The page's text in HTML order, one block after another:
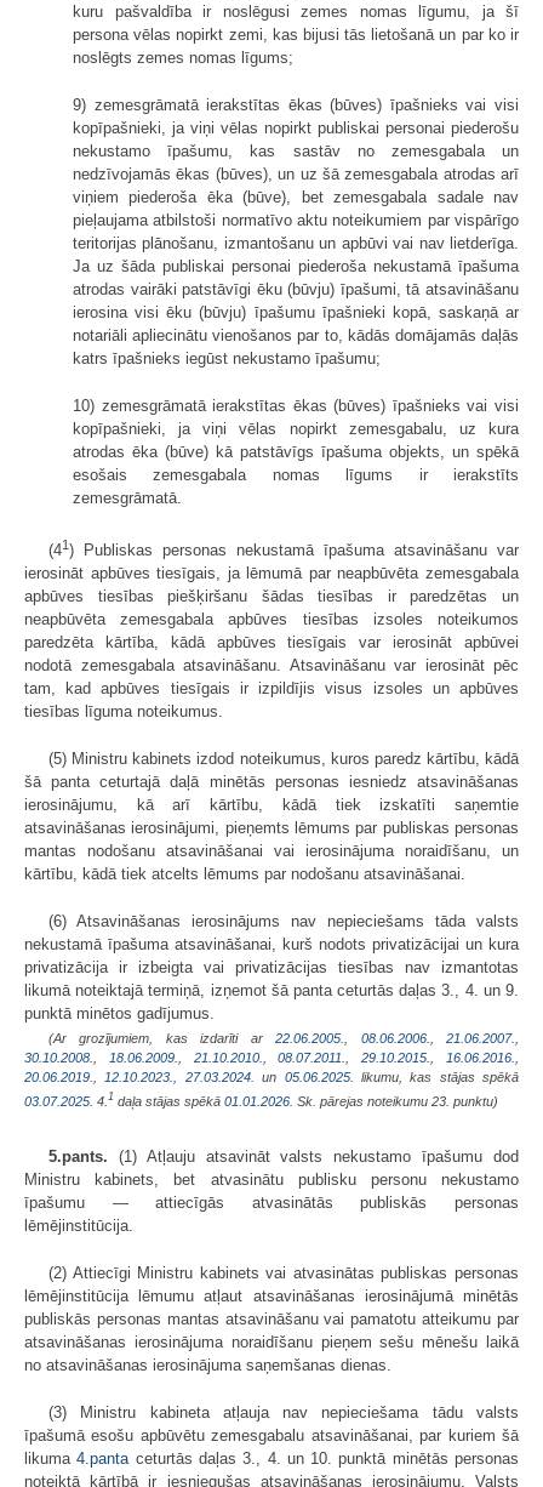
kuru pašvaldība ir noslēgusi zemes nomas līgumu, ja šī
persona vēlas nopirkt zemi, kas bijusi tās lietošanā un par ko ir
noslēgts zemes nomas līgums;
9) zemesgrāmatā ierakstītas ēkas (būves) īpašnieks vai visi
kopīpašnieki, ja viņi vēlas nopirkt publiskai personai piederošu
nekustamo īpašumu, kas sastāv no zemesgabala un
nedzīvojamās ēkas (būves), un uz šā zemesgabala atrodas arī
viņiem piederoša ēka (būve), bet zemesgabala sadale nav
pieļaujama atbilstoši normatīvo aktu noteikumiem par vispārīgo
teritorijas plānošanu, izmantošanu un apbūvi vai nav lietderīga.
Ja uz šāda publiskai personai piederoša nekustamā īpašuma
atrodas vairāki patstāvīgi ēku (būvju) īpašumi, tā atsavināšanu
ierosina visi ēku (būvju) īpašumu īpašnieki kopā, saskaņā ar
notariāli apliecinātu vienošanos par to, kādās domājamās daļās
katrs īpašnieks iegūst nekustamo īpašumu;
10) zemesgrāmatā ierakstītas ēkas (būves) īpašnieks vai visi
kopīpašnieki, ja viņi vēlas nopirkt zemesgabalu, uz kura
atrodas ēka (būve) kā patstāvīgs īpašuma objekts, un spēkā
esošais zemesgabala nomas līgums ir ierakstīts
zemesgrāmatā.
(41) Publiskas personas nekustamā īpašuma atsavināšanu var
ierosināt apbūves tiesīgais, ja lēmumā par neapbūvēta zemesgabala
apbūves tiesības piešķiršanu šādas tiesības ir paredzētas un
neapbūvēta zemesgabala apbūves tiesības izsoles noteikumos
paredzēta kārtība, kādā apbūves tiesīgais var ierosināt apbūvei
nodotā zemesgabala atsavināšanu. Atsavināšanu var ierosināt pēc
tam, kad apbūves tiesīgais ir izpildījis visus izsoles un apbūves
tiesības līguma noteikumus.
(5) Ministru kabinets izdod noteikumus, kuros paredz kārtību, kādā
šā panta ceturtajā daļā minētās personas iesniedz atsavināšanas
ierosinājumu, kā arī kārtību, kādā tiek izskatīti saņemtie
atsavināšanas ierosinājumi, pieņemts lēmums par publiskas personas
mantas nodošanu atsavināšanai vai ierosinājuma noraidīšanu, un
kārtību, kādā tiek atcelts lēmums par nodošanu atsavināšanai.
(6) Atsavināšanas ierosinājums nav nepieciešams tāda valsts
nekustamā īpašuma atsavināšanai, kurš nodots privatizācijai un kura
privatizācija ir izbeigta vai privatizācijas tiesības nav izmantotas
likumā noteiktajā termiņā, izņemot šā panta ceturtās daļas 3., 4. un 9.
punktā minētos gadījumus.
(Ar grozījumiem, kas izdarīti ar22.06.2005. 08.06.2006. ,21.06.2007.
30.10.2008.
18.06.2009. 21.10.2010. ,08.07.2011. ,29.10.2015. 16.06.2016.
20.06.2019.
12.10.2023. 27.03.2024. un 05.06.2025. likumu, kas stājas spēkā
03.07.2025. 4. 1 daļa stājas spēkā 01.01.2026. Sk. pārejas noteikumu 23. punktu)
5.pants. (1) Atļauju atsavināt valsts nekustamo īpašumu dod
Ministru kabinets, bet atvasinātu publisku personu nekustamo
īpašumu — attiecīgās atvasinātās publiskās personas
lēmējinstitūcija.
(2) Attiecīgi Ministru kabinets vai atvasinātas publiskas personas
lēmējinstitūcija lēmumu atļaut atsavināšanas ierosinājumā minētās
publiskās personas mantas atsavināšanu vai pamatotu atteikumu par
atsavināšanas ierosinājuma noraidīšanu pieņem sešu mēnešu laikā
no atsavināšanas ierosinājuma saņemšanas dienas.
(3) Ministru kabineta atļauja nav nepieciešama tādu valsts
īpašumā esošu apbūvētu zemesgabalu atsavināšanai, par kuriem šā
likuma4.pantaceturtās daļas 3., 4. un 10. punktā minētās personas
noteiktā kārtībā ir iesniegušas atsavināšanas ierosinājumu. Valsts